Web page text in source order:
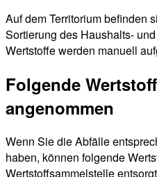
Auf dem Territorium befinden
Sortierung des Haushalts-
Wertstoffe werden manuell
Folgende
angenommen
Wenn Sie die Abfälle
haben, können folgende
Wertstoffsammelstelle